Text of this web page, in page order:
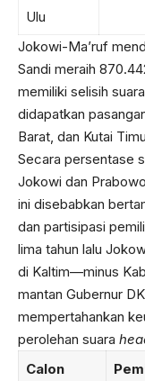
Ulu
Jokowi-Ma’ruf
Sandi meraih
memiliki selisih
didapatkan
Barat, dan Kutai
Secara persentase
Jokowi dan
ini disebabkan
dan partisipasi
lima tahun lalu
di Kaltim—minus
mantan Gubernur
mempertahankan
perolehan suara
Calon